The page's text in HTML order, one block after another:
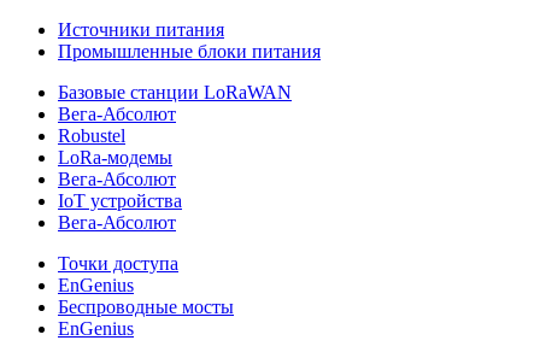
Источники питания
Промышленные блоки питания
Базовые станции LoRaWAN
Вега-Абсолют
Robustel
LoRa-модемы
Вега-Абсолют
IoT устройства
Вега-Абсолют
Точки доступа
EnGenius
Беспроводные мосты
EnGenius